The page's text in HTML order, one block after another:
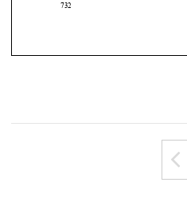

entsprechende  Schreiben  an  die